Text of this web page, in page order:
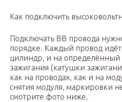
Как подключить
Подключать ВВ провода
порядке. Каждый провод
цилиндр, и на определённый
зажигания (катушки
как на проводах, как и на
снятия модуля, маркировки
смотрите фото ниже.